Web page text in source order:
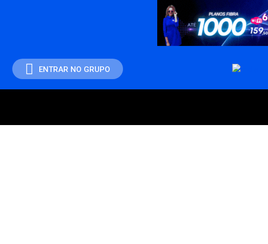
ENTRAR NO GRUPO